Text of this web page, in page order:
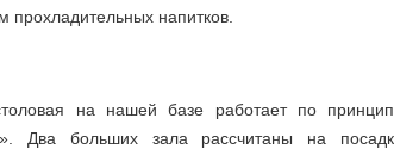
напитков.
на нашей базе работает по
Два больших зала рассчитаны на